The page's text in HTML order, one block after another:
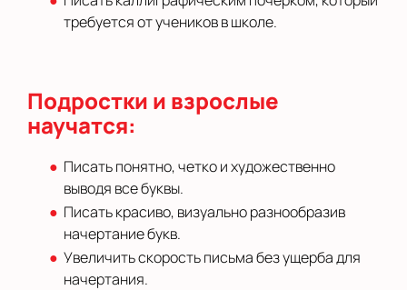
требуется от учеников в школе.
Подростки и взрослые
научатся:
Писать понятно, четко и художественно
выводя все буквы.
Писать красиво, визуально разнообразив
начертание букв.
Увеличить скорость письма без ущерба для
начертания.